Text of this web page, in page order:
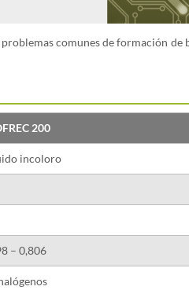
comunes de formación de
200
incoloro
– 0,806